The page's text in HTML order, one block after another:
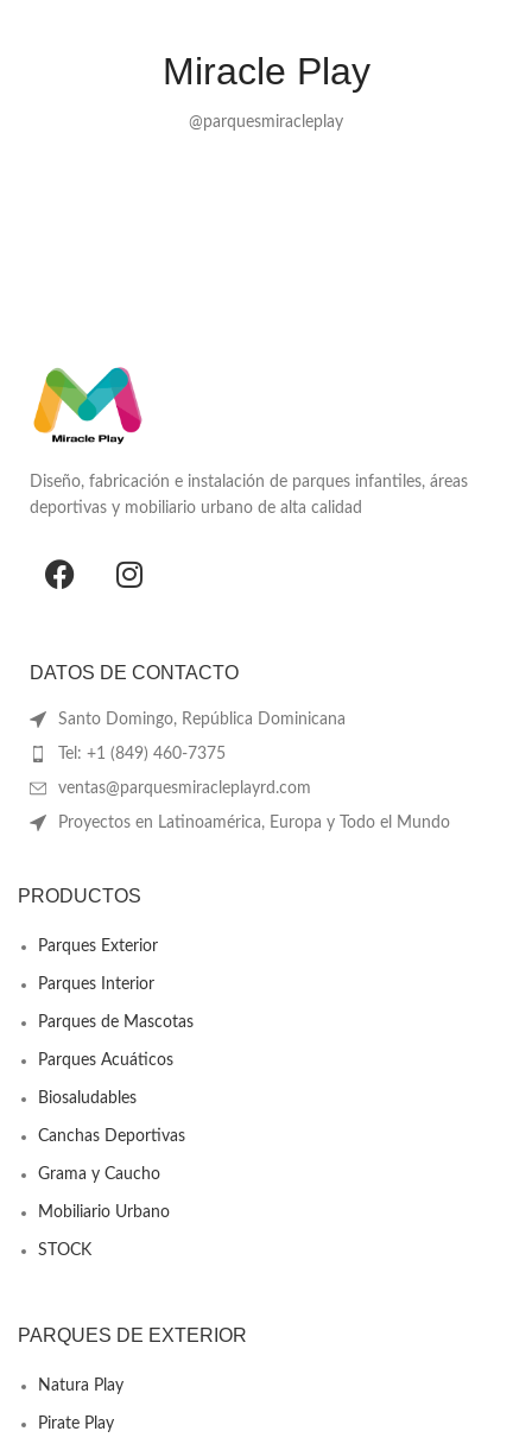
Miracle Play
@parquesmiracleplay
Diseño, fabricación e instalación de parques infantiles, áreas
deportivas y mobiliario urbano de alta calidad
DATOS DE CONTACTO
Santo Domingo, República Dominicana
Tel: +1 (849) 460-7375
ventas@parquesmiracleplayrd.com
Proyectos en Latinoamérica, Europa y Todo el Mundo
PRODUCTOS
Parques Exterior
Parques Interior
Parques de Mascotas
Parques Acuáticos
Biosaludables
Canchas Deportivas
Grama y Caucho
Mobiliario Urbano
STOCK
PARQUES DE EXTERIOR
Natura Play
Pirate Play